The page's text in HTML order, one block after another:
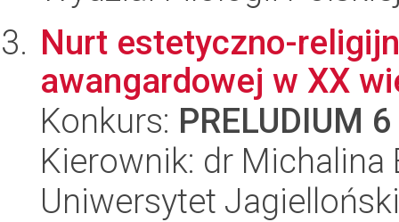
Nurt estetyczno-
awangardowej w XX
Konkurs: PRELUDIUM 6
Kierownik: dr Michalina
Uniwersytet